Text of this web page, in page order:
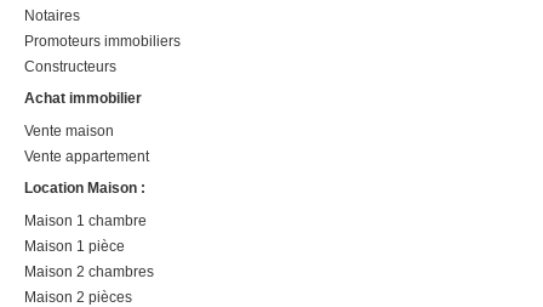
Notaires
Promoteurs immobiliers
Constructeurs
Achat immobilier
Vente maison
Vente appartement
Location Maison :
Maison 1 chambre
Maison 1 pièce
Maison 2 chambres
Maison 2 pièces